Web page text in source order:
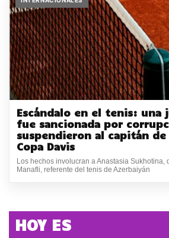
Escándalo en el tenis: una
fue sancionada por
suspendieron al capitán
Copa Davis
Los hechos involucran a Anastasia Sukhotina,
Manafli, referente del tenis de Azerbaiyán
HOY ES